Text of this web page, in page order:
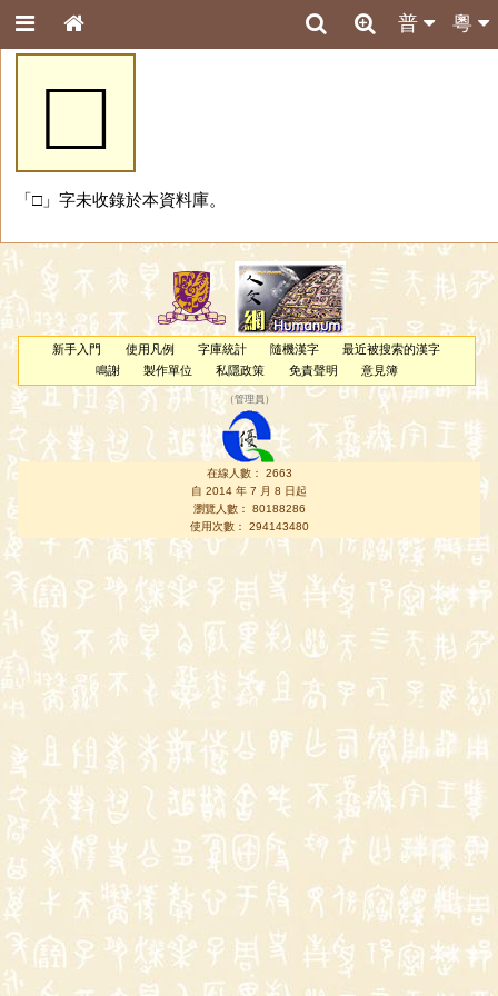
粵
普
□
「□」字未收錄於本資料庫。
新手入門 使用凡例 字庫統計 隨機漢字
最近被搜索的漢字
鳴謝
製作單位 私隱政策 免責聲明 意見簿
（管理員 ）
在線人數： 2663
自 2014 年 7 月 8 日起
瀏覽人數： 80188286
使用次數： 294143480